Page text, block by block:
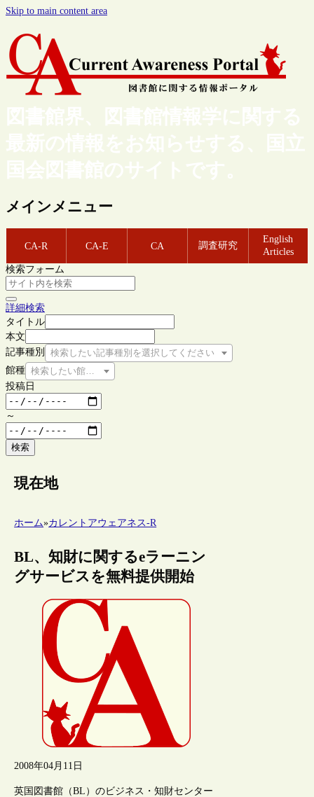
Skip to main content area
図書館界、図書館情報学に関する
最新の情報をお知らせする、国立
国会図書館のサイトです。
メインメニュー
CA-R CA-E CA 調査研究
English
Articles
検索フォーム
詳細検索
タイトル
本文
記事種別
検索したい記事種別を選択してください
館種 検索したい館種を選択してください
投稿日
～
検索
現在地
ホーム»カレントアウェアネス-R
BL、知財に関するeラーニン
グサービスを無料提供開始
2008年04月11日
英国図書館（BL）のビジネス・知財センター